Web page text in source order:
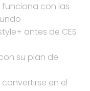
con las
antes de CES
su plan de
en el